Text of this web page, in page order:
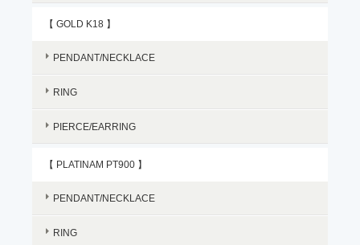
【 GOLD K18 】
PENDANT/NECKLACE
RING
PIERCE/EARRING
【 PLATINAM PT900 】
PENDANT/NECKLACE
RING